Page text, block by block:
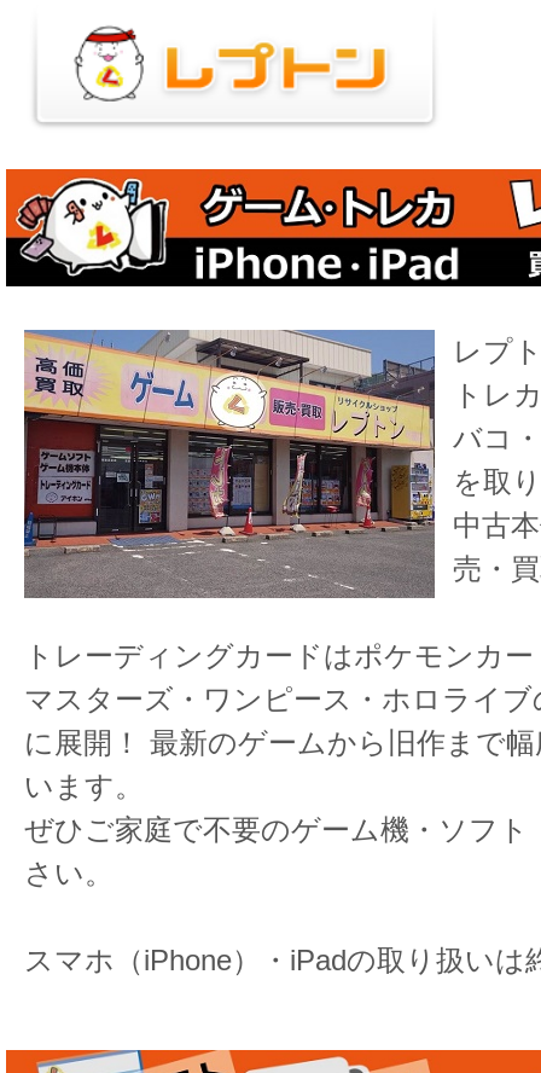
レプ
トレ
バコ
を取
中古
売・
トレーディングカードはポケモンカ
マスターズ・ワンピース・ホロライ
に展開！ 最新のゲームから旧作まで
います。
ぜひご家庭で不要のゲーム機・ソフ
さい。
スマホ（iPhone）・iPadの取り扱いは